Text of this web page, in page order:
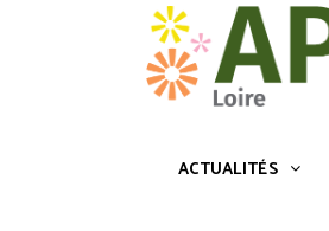
ACTUALITÉS
ACTUALITÉS